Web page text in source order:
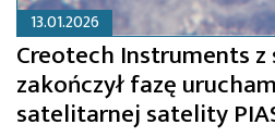
13.01.2026
Creotech Instruments z
zakończył fazę
satelitarnej satelity